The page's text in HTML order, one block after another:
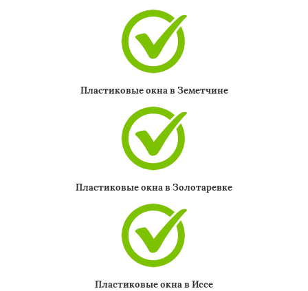
Пластиковые окна в Земетчине
Пластиковые окна в Золотаревке
Пластиковые окна в Иссе